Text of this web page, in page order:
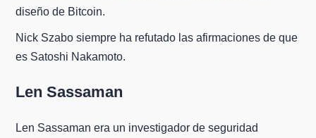
diseño de Bitcoin.
Nick Szabo siempre ha refutado las afirmaciones de que
es Satoshi Nakamoto.
Len Sassaman
Len Sassaman era un investigador de seguridad